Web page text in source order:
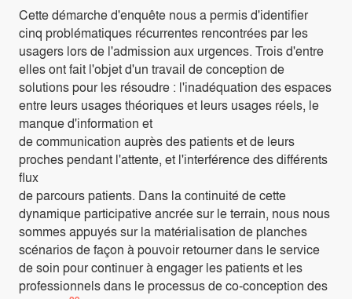
Cette démarche d'enquête nous a permis d'identifier
cinq problématiques récurrentes rencontrées par les
usagers lors de l'admission aux urgences. Trois d'entre
elles ont fait l'objet d'un travail de conception de
solutions pour les résoudre : l'inadéquation des espaces
entre leurs usages théoriques et leurs usages réels, le
manque d'information et
de communication auprès des patients et de leurs
proches pendant l'attente, et l'interférence des différents
flux
de parcours patients. Dans la continuité de cette
dynamique participative ancrée sur le terrain, nous nous
sommes appuyés sur la matérialisation de planches
scénarios de façon à pouvoir retourner dans le service
de soin pour continuer à engager les patients et les
professionnels dans le processus de co-conception des